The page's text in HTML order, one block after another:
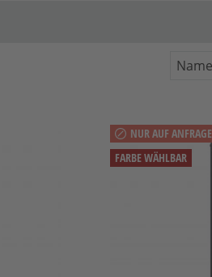
NUR AUF ANFRAGE
FARBE WÄHLBAR